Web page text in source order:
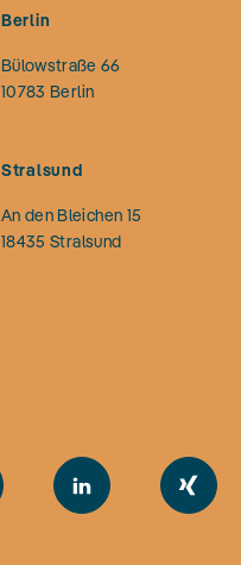
Berlin
Bülowstraße 66
10783 Berlin
Stralsund
An den Bleichen 15
18435 Stralsund